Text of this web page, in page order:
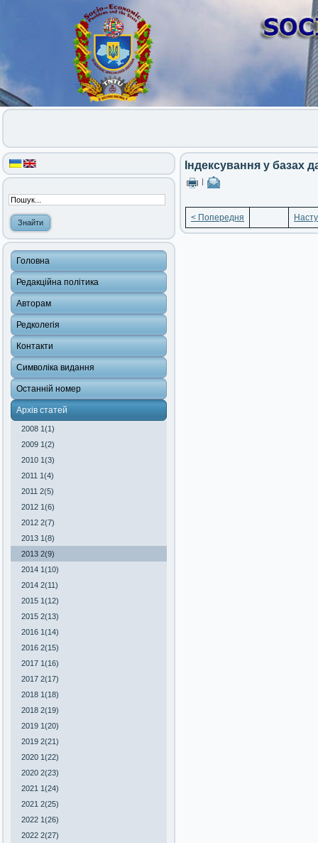
Головна
Редакційна політика
Авторам
Редколегія
Контакти
Символіка видання
Останній номер
Архів статей
2008 1(1)
2009 1(2)
2010 1(3)
2011 1(4)
2011 2(5)
2012 1(6)
2012 2(7)
2013 1(8)
2013 2(9)
2014 1(10)
2014 2(11)
2015 1(12)
2015 2(13)
2016 1(14)
2016 2(15)
2017 1(16)
2017 2(17)
2018 1(18)
2018 2(19)
2019 1(20)
2019 2(21)
2020 1(22)
2020 2(23)
2021 1(24)
2021 2(25)
2022 1(26)
2022 2(27)
Індексування у базах
< Попередня